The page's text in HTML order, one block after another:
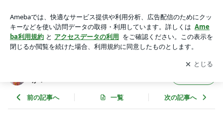
の想い出として残しませんか？
アプリをダウンロードして ブログの更新通知
を受け取りまし
ょう。
開く
か？
前の記事へ 一覧 次の記事へ